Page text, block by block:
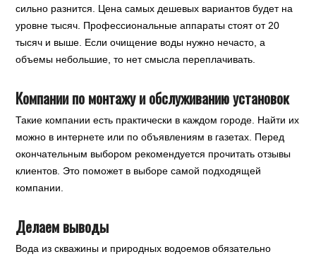
сильно разнится. Цена самых дешевых вариантов будет на
уровне тысяч. Профессиональные аппараты стоят от 20
тысяч и выше. Если очищение воды нужно нечасто, а
объемы небольшие, то нет смысла переплачивать.
Компании по монтажу и обслуживанию установок
Такие компании есть практически в каждом городе. Найти их
можно в интернете или по объявлениям в газетах. Перед
окончательным выбором рекомендуется прочитать отзывы
клиентов. Это поможет в выборе самой подходящей
компании.
Делаем выводы
Вода из скважины и природных водоемов обязательно